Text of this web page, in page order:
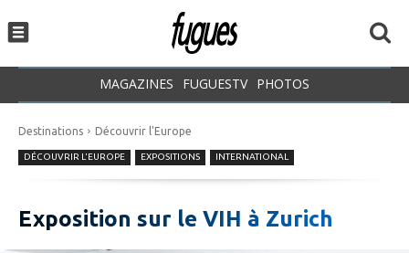
MAGAZINES FUGUESTV PHOTOS
Destinations Découvrir l'Europe
DÉCOUVRIR L'EUROPE EXPOSITIONS INTERNATIONAL
Exposition sur le VIH à Zurich